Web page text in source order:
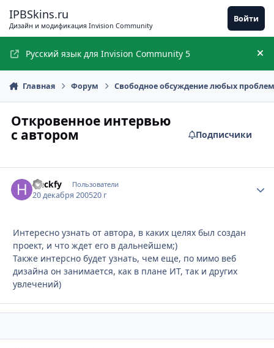
IPBSkins.ru
Дизайн и модификация Invision Community
Войти
Русский язык для Invision Community 5
Главная Форум Свободное обсуждение любых
Откровенное интервью
с автором
Подписчики
Heckfy Пользователи
20 декабря 200520 г
Интересно узнать от автора, в каких целях был создан
проект, и что ждет его в дальнейшем;)
Также интерсно будет узнать, чем еще, по мимо веб
дизайна он занимается, как в плане ИТ, так и других
увлечений)